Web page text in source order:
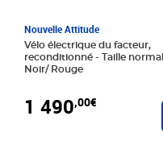
Nouvelle Attitude
Vélo électrique du facteur,
reconditionné - Taille normale -
Noir/ Rouge
1 490,00€